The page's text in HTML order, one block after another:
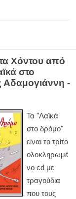
Χόντου από
στο
Αδαμογιάννη -
Τα "Λαϊκά
στο δρόμο"
είναι το τρίτο
ολοκληρωμέ
νο cd με
τραγούδια
που τους